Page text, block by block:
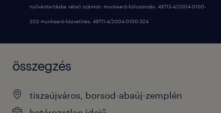
nyilvántartásba vételi számok: munkaerő-kölcsönzés: 49713-4/2004-0100-
203 munkaerő-közvetítés: 49711-4/2004-0100-324
összegzés
tiszaújváros, borsod-abaúj-zemplén